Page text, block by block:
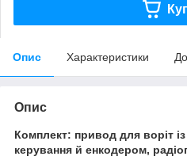
Опис Характеристики
Опис
Комплект: привод для воріт
керування й енкодером,